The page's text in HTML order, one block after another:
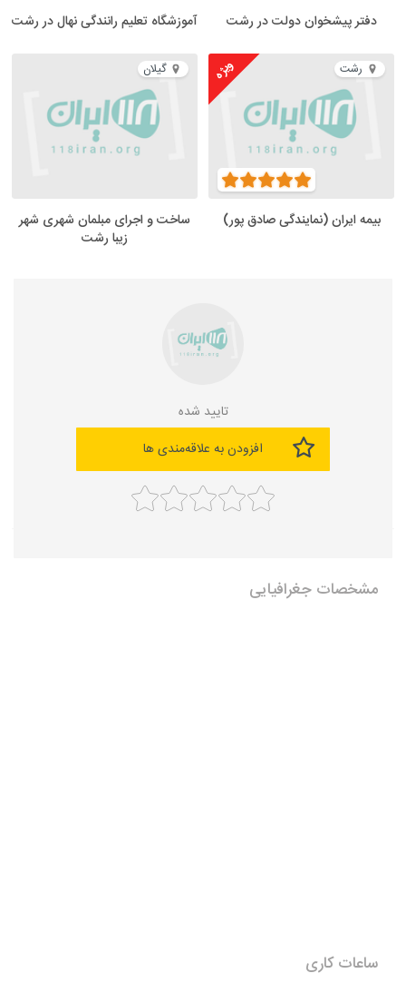
دفتر پیشخوان دولت در رشت آموزشگاه تعلیم رانندگی نهال در رشت
رشت ویژه
بیمه ایران (نمایندگی صادق پور)
گیلان
ساخت و اجرای مبلمان شهری شهر
زیبا رشت
تایید شده
افزودن به علاقه‌مندی ها
مشخصات جغرافیایی
ساعات کاری